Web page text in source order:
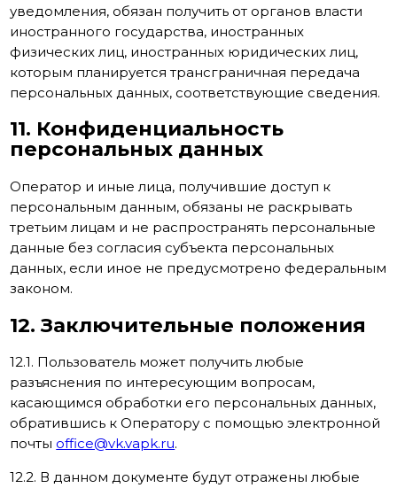
уведомления, обязан получить от органов власти
иностранного государства, иностранных
физических лиц, иностранных юридических лиц,
которым планируется трансграничная передача
персональных данных, соответствующие сведения.
11. Конфиденциальность
персональных данных
Оператор и иные лица, получившие доступ к
персональным данным, обязаны не раскрывать
третьим лицам и не распространять персональные
данные без согласия субъекта персональных
данных, если иное не предусмотрено федеральным
законом.
12. Заключительные положения
12.1. Пользователь может получить любые
разъяснения по интересующим вопросам,
касающимся обработки его персональных данных,
обратившись к Оператору с помощью электронной
почты office@vk.vapk.ru.
12.2. В данном документе будут отражены любые